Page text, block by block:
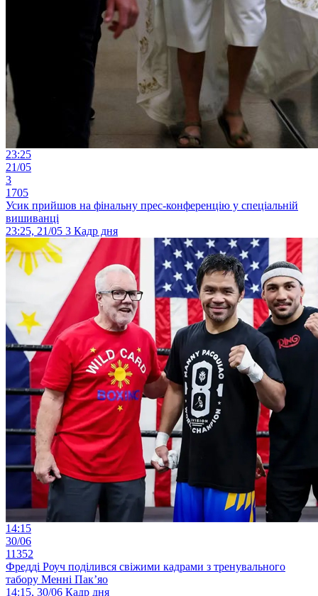
23:25
21/05
3
1705
Усик прийшов на фінальну прес-конференцію у спеціальній
вишиванці
23:25, 21/05 3 Кадр дня
14:15
30/06
11352
Фредді Роуч поділився свіжими кадрами з тренувального
табору Менні Пак’яо
14:15, 30/06 Кадр дня